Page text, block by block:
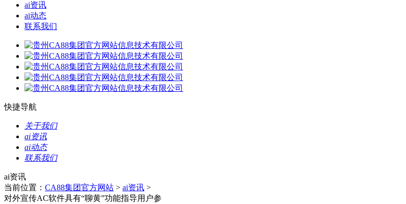
ai资讯
ai动态
联系我们
快捷导航
关于我们
ai资讯
ai动态
联系我们
ai资讯
当前位置： CA88集团官方网站 > ai资讯 >
对外宣传AC软件具有“聊黄”功能指导用户参